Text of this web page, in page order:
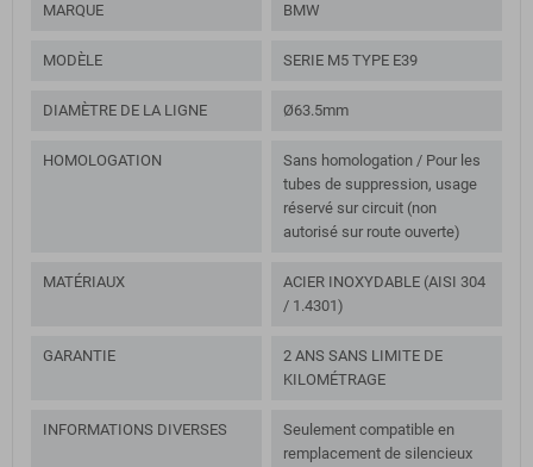
MARQUE BMW
MODÈLE SERIE M5 TYPE E39
DIAMÈTRE DE LA LIGNE Ø63.5mm
HOMOLOGATION
Sans homologation / Pour les
tubes de suppression, usage
réservé sur circuit (non
autorisé sur route ouverte)
MATÉRIAUX
ACIER INOXYDABLE (AISI 304
/ 1.4301)
GARANTIE
2 ANS SANS LIMITE DE
KILOMÉTRAGE
INFORMATIONS DIVERSES
Seulement compatible en
remplacement de silencieux